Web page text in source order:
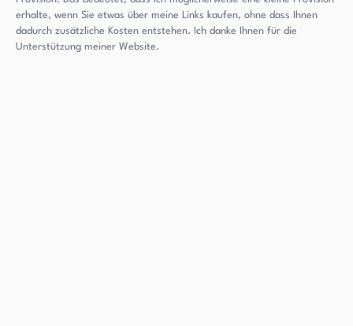
erhalte, wenn Sie etwas über meine Links kaufen, ohne dass Ihnen
dadurch zusätzliche Kosten entstehen. Ich danke Ihnen für die
Unterstützung meiner Website.